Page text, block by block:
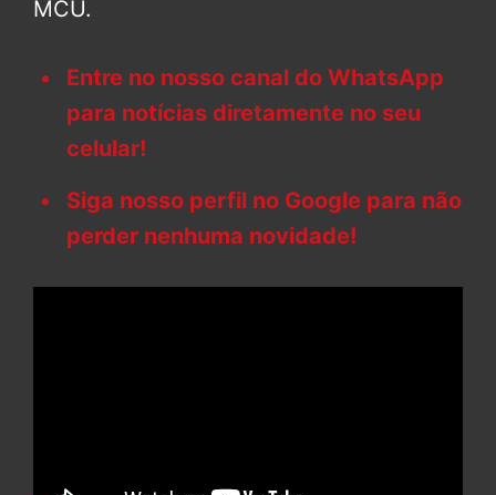
MCU.
Entre no nosso canal do WhatsApp
para notícias diretamente no seu
celular!
Siga nosso perfil no Google para não
perder nenhuma novidade!